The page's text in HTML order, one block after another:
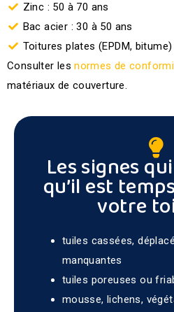
Zinc : 50 à 70 ans
Bac acier : 30 à 50 ans
Toitures plates (EPDM,
Consulter lesnormes de
matériaux de couverture.
Les signes
qu’il est
votre
tuiles cassées,
manquantes
tuiles poreuses ou
mousse, lichens,